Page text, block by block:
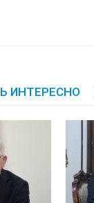
ИНТЕРЕСНО